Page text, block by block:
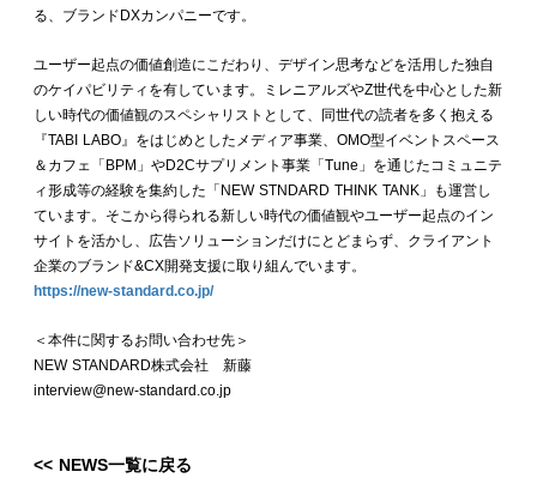
る、ブランドDXカンパニーです。
ユーザー起点の価値創造にこだわり、デザイン思考などを活用した独自
のケイパビリティを有しています。ミレニアルズやZ世代を中心とした新
しい時代の価値観のスペシャリストとして、同世代の読者を多く抱える
『TABI LABO』をはじめとしたメディア事業、OMO型イベントスペース
＆カフェ「BPM」やD2Cサプリメント事業「Tune」を通じたコミュニテ
ィ形成等の経験を集約した「NEW STNDARD THINK TANK」も運営し
ています。そこから得られる新しい時代の価値観やユーザー起点のイン
サイトを活かし、広告ソリューションだけにとどまらず、クライアント
企業のブランド&CX開発支援に取り組んでいます。
https://new-standard.co.jp/
＜本件に関するお問い合わせ先＞
NEW STANDARD株式会社 新藤
interview@new-standard.co.jp
<< NEWS一覧に戻る